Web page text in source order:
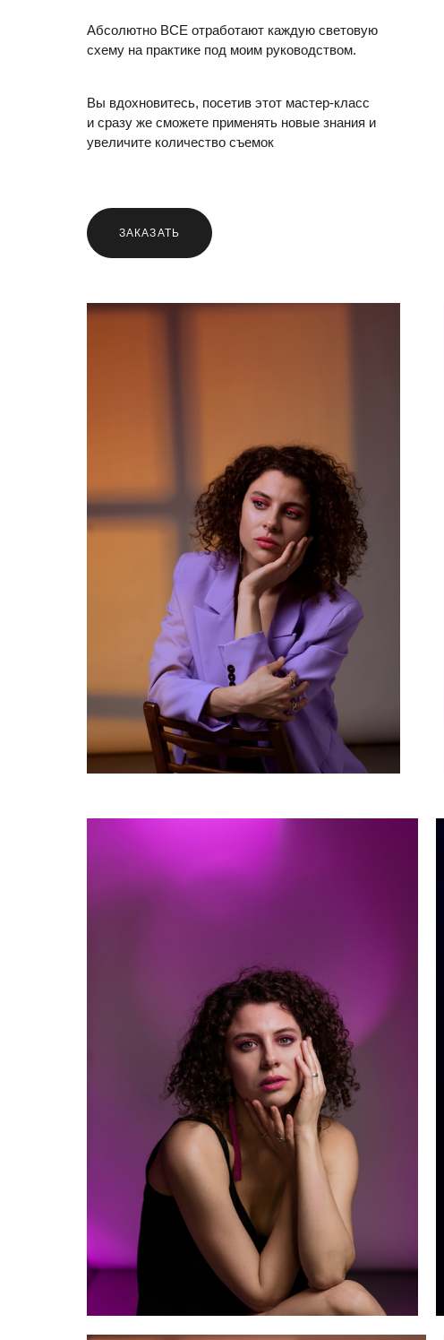
Абсолютно ВСЕ отработают каждую световую
схему на практике под моим руководством.
Вы вдохновитесь, посетив этот мастер-класс
и сразу же сможете применять новые знания и
увеличите количество съемок
ЗАКАЗАТЬ